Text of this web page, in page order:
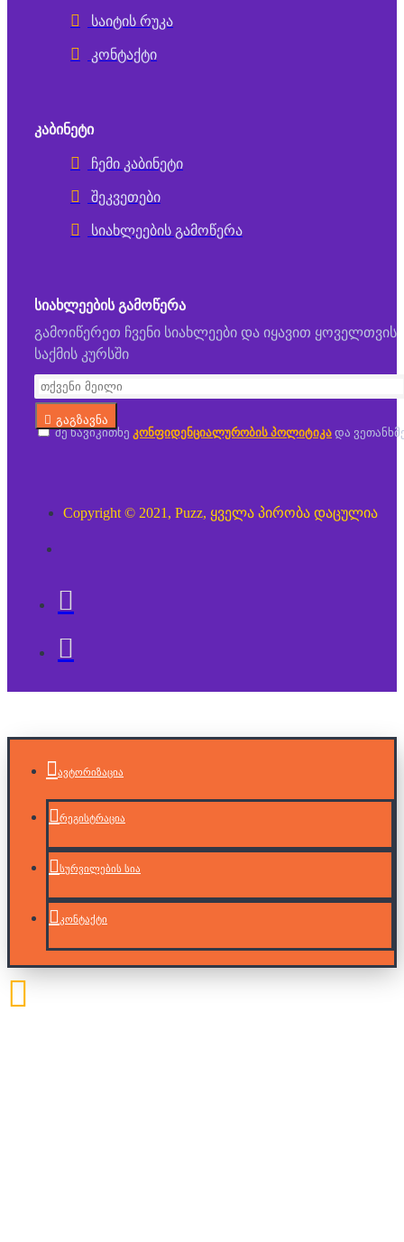
საიტის რუკა
კონტაქტი
ᲙᲐᲑᲘᲜᲔᲢᲘ
ჩემი კაბინეტი
შეკვეთები
სიახლეების გამოწერა
ᲡᲘᲐᲮᲚᲔᲔᲑᲘᲡ ᲒᲐᲛᲝᲬᲔᲠᲐ
გამოიწერეთ ჩვენი სიახლეები და იყავით ყოველთვის
საქმის კურსში
გაგზავნა
მე წავიკითხე კონფიდენციალურობის პოლიტიკა და
Copyright © 2021, Puzz, ყველა პირობა დაცულია
ავტორიზაცია
რეგისტრაცია
სურვილების სია
კონტაქტი